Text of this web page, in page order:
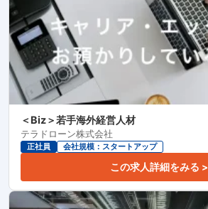
＜Biz＞若手海外経営人材
テラドローン株式会社
正社員 会社規模：スタートアップ
この求人詳細をみる >